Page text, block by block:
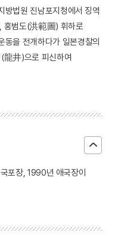
방법원 진남포지청에서 징역
홍범도(洪範圖) 휘하로
을 전개하다가 일본경찰의
龍井)으로 피신하여
포장, 1990년 애국장이